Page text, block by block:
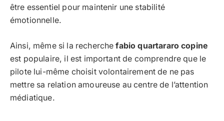
être essentiel pour maintenir une stabilité
émotionnelle.
Ainsi, même si la recherchefabio quartararo copine
est populaire, il est important de comprendre que le
pilote lui-même choisit volontairement de ne pas
mettre sa relation amoureuse au centre de l’attention
médiatique.